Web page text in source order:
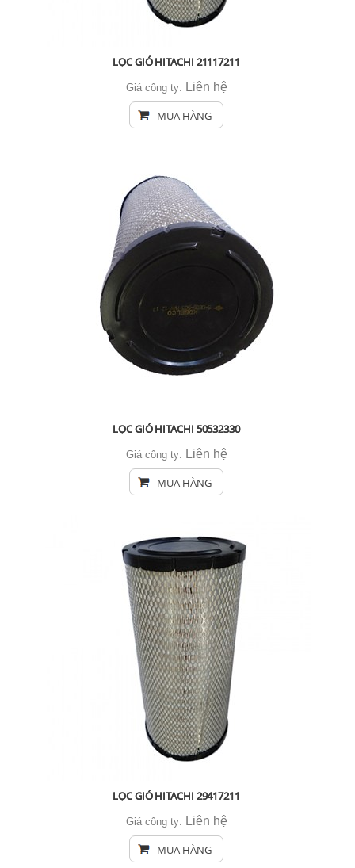
LỌC GIÓ HITACHI 21117211
Giá công ty: Liên hệ
MUA HÀNG
LỌC GIÓ HITACHI 50532330
Giá công ty: Liên hệ
MUA HÀNG
LỌC GIÓ HITACHI 29417211
Giá công ty: Liên hệ
MUA HÀNG